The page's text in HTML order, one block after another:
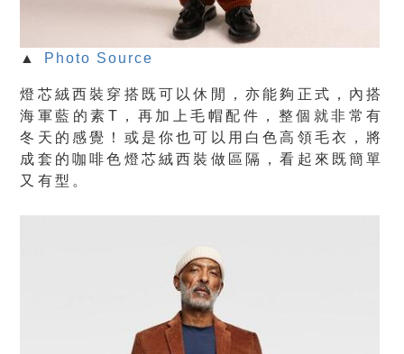
▲ Photo Source
燈芯絨西裝穿搭既可以休閒，亦能夠正式，內搭
海軍藍的素T，再加上毛帽配件，整個就非常有
冬天的感覺！或是你也可以用白色高領毛衣，將
成套的咖啡色燈芯絨西裝做區隔，看起來既簡單
又有型。